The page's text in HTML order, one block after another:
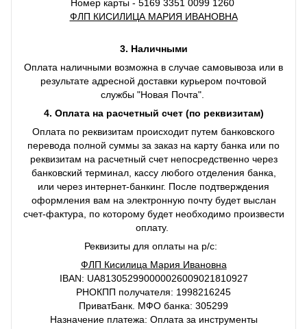
Номер карты - 5169 3351 0099 1260
ФЛП КИСИЛИЦА МАРИЯ ИВАНОВНА
3. Наличными
Оплата наличными возможна в случае самовывоза или в
результате адресной доставки курьером почтовой
службы "Новая Почта".
4. Оплата на расчетный счет (по реквизитам)
Оплата по реквизитам происходит путем банковского
перевода полной суммы за заказ на карту банка или по
реквизитам на расчетный счет непосредственно через
банковский терминал, кассу любого отделения банка,
или через интернет-банкинг. После подтверждения
оформления вам на электронную почту будет выслан
счет-фактура, по которому будет необходимо произвести
оплату.
Реквизиты для оплаты на р/с:
ФЛП Кисилица Мария Ивановна
IBAN: UA813052990000026009021810927
РНОКПП получателя: 1998216245
ПриватБанк. МФО банка: 305299
Назначение платежа: Оплата за инструменты